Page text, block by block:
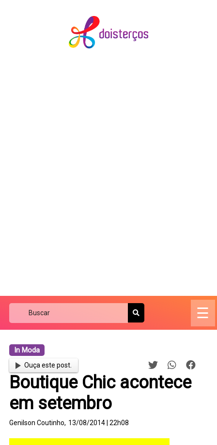
☰
In Moda
Ouça este post.
Boutique Chic acontece
em setembro
Genilson Coutinho, 13/08/2014 | 22h08